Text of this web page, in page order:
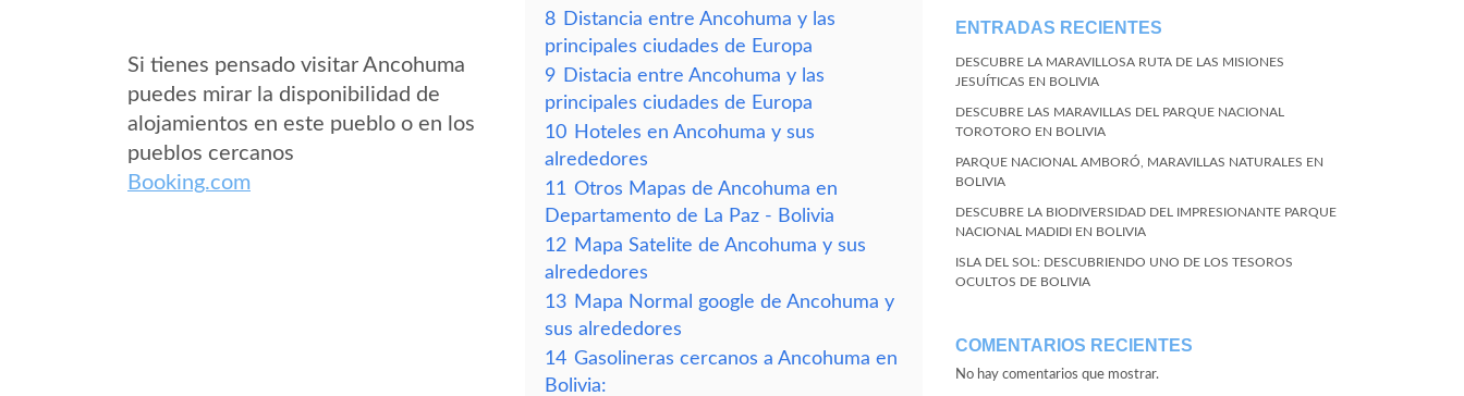
Si tienes pensado visitar Ancohuma
puedes mirar la disponibilidad de
alojamientos en este pueblo o en los
pueblos cercanos
Booking.com
8 Distancia entre Ancohuma y las
principales ciudades de Europa
9 Distacia entre Ancohuma y las
principales ciudades de Europa
10 Hoteles en Ancohuma y sus
alrededores
11 Otros Mapas de Ancohuma en
Departamento de La Paz - Bolivia
12 Mapa Satelite de Ancohuma y sus
alrededores
13 Mapa Normal google de Ancohuma y
sus alrededores
14 Gasolineras cercanos a Ancohuma en
Bolivia:
ENTRADAS RECIENTES
DESCUBRE LA MARAVILLOSA RUTA DE LAS MISIONES
JESUÍTICAS EN BOLIVIA
DESCUBRE LAS MARAVILLAS DEL PARQUE NACIONAL
TOROTORO EN BOLIVIA
PARQUE NACIONAL AMBORÓ, MARAVILLAS NATURALES EN
BOLIVIA
DESCUBRE LA BIODIVERSIDAD DEL IMPRESIONANTE PARQUE
NACIONAL MADIDI EN BOLIVIA
ISLA DEL SOL: DESCUBRIENDO UNO DE LOS TESOROS
OCULTOS DE BOLIVIA
COMENTARIOS RECIENTES
No hay comentarios que mostrar.